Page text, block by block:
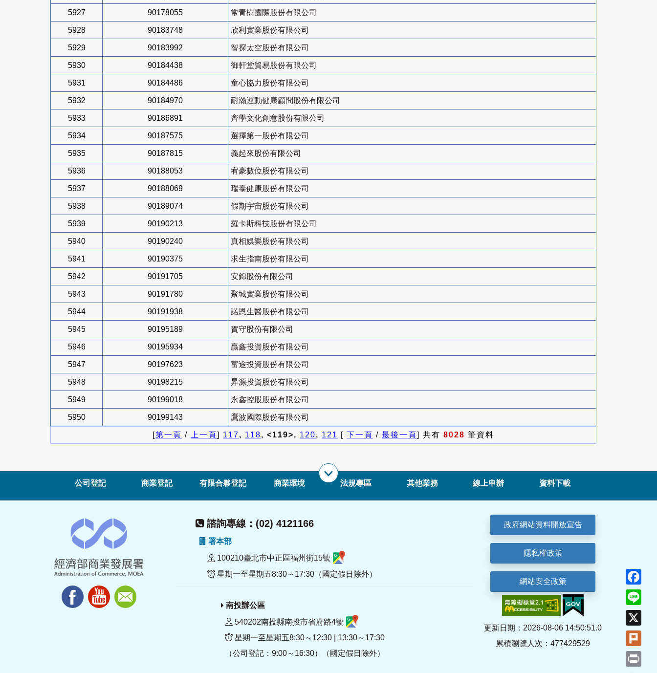
5927 90178055 常青樹國際股份有限公司
5928 90183748 欣利實業股份有限公司
5929 90183992 智探太空股份有限公司
5930 90184438 御軒堂貿易股份有限公司
5931 90184486 童心協力股份有限公司
5932 90184970 耐瀚運動健康顧問股份有限公司
5933 90186891 齊學文化創意股份有限公司
5934 90187575 選擇第一股份有限公司
5935 90187815 義起來股份有限公司
5936 90188053 宥豪數位股份有限公司
5937 90188069 瑞泰健康股份有限公司
5938 90189074 假期宇宙股份有限公司
5939 90190213 羅卡斯科技股份有限公司
5940 90190240 真相娛樂股份有限公司
5941 90190375 求生指南股份有限公司
5942 90191705 安錦股份有限公司
5943 90191780 聚城實業股份有限公司
5944 90191938 諾恩生醫股份有限公司
5945 90195189 賀守股份有限公司
5946 90195934 贏鑫投資股份有限公司
5947 90197623 富途投資股份有限公司
5948 90198215 昇源投資股份有限公司
5949 90199018 永鑫控股股份有限公司
5950 90199143 鷹波國際股份有限公司
[第一頁 / 上一頁] 117, 118, <119>, 120, 121 [ 下一頁 / 最後一頁] 共有 8028 筆資料
公司登記 商業登記 有限合夥登記 商業環境 法規專區 其他業務 線上申辦 資料下載
諮詢專線：(02) 4121166
署本部
100210臺北市中正區福州街15號
星期一至星期五8:30～17:30（國定假日除外）
南投辦公區
540202南投縣南投市省府路4號
星期一至星期五8:30～12:30 | 13:30～17:30
（公司登記：9:00～16:30）（國定假日除外）
政府網站資料開放宣告
隱私權政策
網站安全政策
更新日期：2026-08-06 14:50:51.0
累積瀏覽人次：477429529